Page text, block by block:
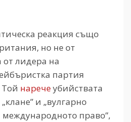
реакция също
но не от
от лидера на
партия
наречеубийствата
и „вулгарно
международното право”,